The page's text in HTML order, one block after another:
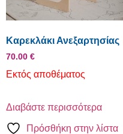
Καρεκλάκι Ανεξαρτησίας
70.00 €
Εκτός αποθέματος
Διαβάστε περισσότερα
Πρόσθήκη στην λίστα